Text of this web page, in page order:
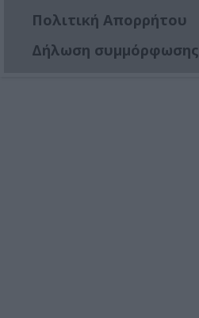
Πολιτική Απορρήτου
Δήλωση συμμόρφωσης